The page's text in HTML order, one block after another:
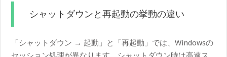
シャットダウンと再起動の挙動の違い
「シャットダウン → 起動」と「再起動」では、Windowsの